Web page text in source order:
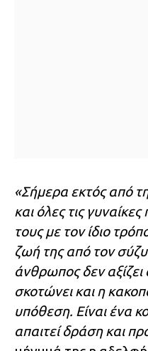
«Σήμερα εκτός από
και όλες τις
τους με τον ίδιο
ζωή της από τον
άνθρωπος δεν
σκοτώνει και η
υπόθεση. Είναι ένα
απαιτεί δράση και